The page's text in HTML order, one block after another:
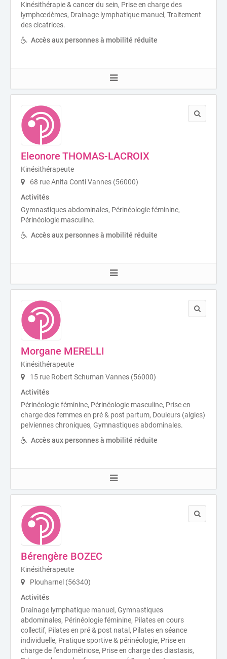
Kinésithérapie & cancer du sein, Prise en charge des
lymphœdèmes, Drainage lymphatique manuel, Traitement
des cicatrices.
Accès aux personnes à mobilité réduite
Eleonore THOMAS-LACROIX
Kinésithérapeute
68 rue Anita Conti Vannes (56000)
Activités
Gymnastiques abdominales, Périnéologie féminine,
Périnéologie masculine.
Accès aux personnes à mobilité réduite
Morgane MERELLI
Kinésithérapeute
15 rue Robert Schuman Vannes (56000)
Activités
Périnéologie féminine, Périnéologie masculine, Prise en
charge des femmes en pré & post partum, Douleurs (algies)
pelviennes chroniques, Gymnastiques abdominales.
Accès aux personnes à mobilité réduite
Bérengère BOZEC
Kinésithérapeute
Plouharnel (56340)
Activités
Drainage lymphatique manuel, Gymnastiques
abdominales, Périnéologie féminine, Pilates en cours
collectif, Pilates en pré & post natal, Pilates en séance
individuelle, Pratique sportive & périnéologie, Prise en
charge de l'endométriose, Prise en charge des diastasis,